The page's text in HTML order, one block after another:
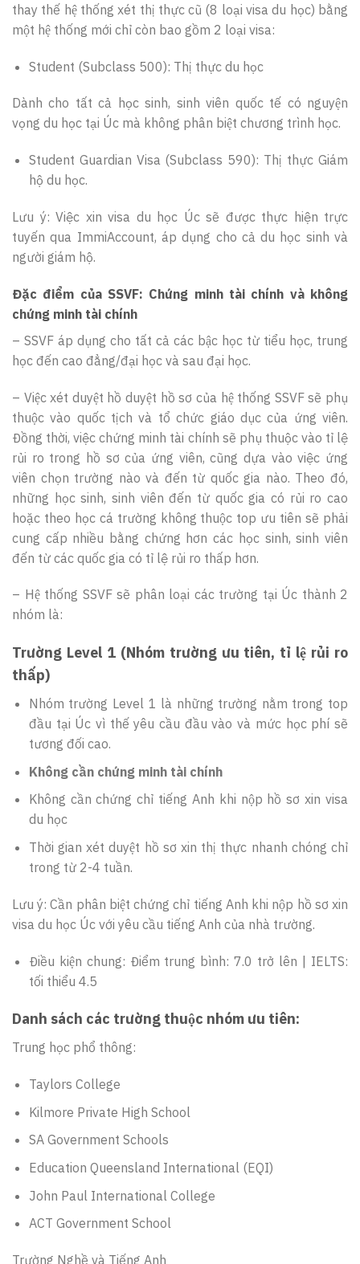
thay thế hệ thống xét thị thực cũ (8 loại visa du học) bằng
một hệ thống mới chỉ còn bao gồm 2 loại visa:
Student (Subclass 500): Thị thực du học
Dành cho tất cả học sinh, sinh viên quốc tế có nguyện
vọng du học tại Úc mà không phân biệt chương trình học.
Student Guardian Visa (Subclass 590): Thị thực Giám
hộ du học.
Lưu ý: Việc xin visa du học Úc sẽ được thực hiện trực
tuyến qua ImmiAccount, áp dụng cho cả du học sinh và
người giám hộ.
Đặc điểm của SSVF: Chứng minh tài chính và không
chứng minh tài chính
– SSVF áp dụng cho tất cả các bậc học từ tiểu học, trung
học đến cao đẳng/đại học và sau đại học.
– Việc xét duyệt hồ duyệt hồ sơ của hệ thống SSVF sẽ phụ
thuộc vào quốc tịch và tổ chức giáo dục của ứng viên.
Đồng thời, việc chứng minh tài chính sẽ phụ thuộc vào tỉ lệ
rủi ro trong hồ sơ của ứng viên, cũng dựa vào việc ứng
viên chọn trường nào và đến từ quốc gia nào. Theo đó,
những học sinh, sinh viên đến từ quốc gia có rủi ro cao
hoặc theo học cá trường không thuộc top ưu tiên sẽ phải
cung cấp nhiều bằng chứng hơn các học sinh, sinh viên
đến từ các quốc gia có tỉ lệ rủi ro thấp hơn.
– Hệ thống SSVF sẽ phân loại các trường tại Úc thành 2
nhóm là:
Trường Level 1(Nhóm trường ưu tiên, tỉ lệ rủi ro
thấp)
Nhóm trường Level 1 là những trường nằm trong top
đầu tại Úc vì thế yêu cầu đầu vào và mức học phí sẽ
tương đối cao.
Không cần chứng minh tài chính
Không cần chứng chỉ tiếng Anh khi nộp hồ sơ xin visa
du học
Thời gian xét duyệt hồ sơ xin thị thực nhanh chóng chỉ
trong từ 2-4 tuần.
Lưu ý: Cần phân biệt chứng chỉ tiếng Anh khi nộp hồ sơ xin
visa du học Úc với yêu cầu tiếng Anh của nhà trường.
Điều kiện chung: Điểm trung bình: 7.0 trở lên | IELTS:
tối thiểu 4.5
Danh sách các trường thuộc nhóm ưu tiên:
Trung học phổ thông:
Taylors College
Kilmore Private High School
SA Government Schools
Education Queensland International (EQI)
John Paul International College
ACT Government School
Trường Nghề và Tiếng Anh